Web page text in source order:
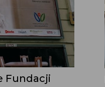
Fundacji